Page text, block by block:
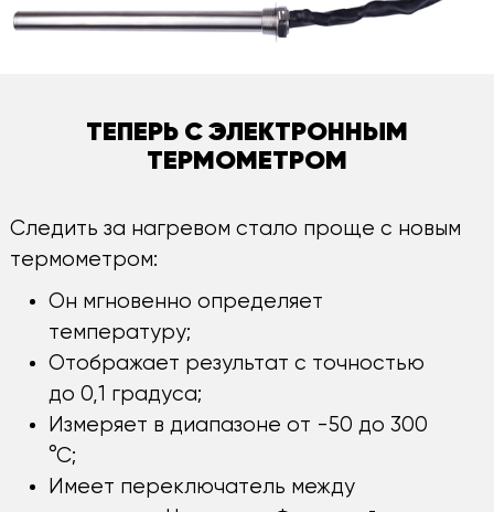
ТЕПЕРЬ С ЭЛЕКТРОННЫМ
ТЕРМОМЕТРОМ
Следить за нагревом стало проще с новым
термометром:
Он мгновенно определяет
температуру;
Отображает результат с точностью
до 0,1 градуса;
Измеряет в диапазоне от -50 до 300
°С;
Имеет переключатель между